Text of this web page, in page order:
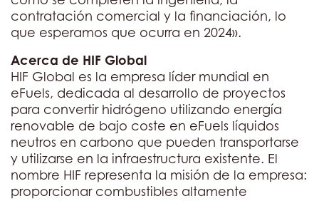
contratación comercial y la financiación, lo
que esperamos que ocurra en 2024».
Acerca de HIF Global
HIF Global es la empresa líder mundial en
eFuels, dedicada al desarrollo de proyectos
para convertir hidrógeno utilizando energía
renovable de bajo coste en eFuels líquidos
neutros en carbono que pueden transportarse
y utilizarse en la infraestructura existente. El
nombre HIF representa la misión de la empresa:
proporcionar combustibles altamente